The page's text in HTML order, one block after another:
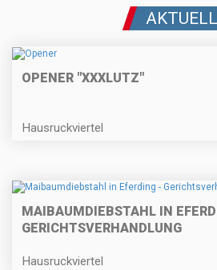
OPENER "XXXLUTZ"
Hausruckviertel
MAIBAUMDIEBSTAHL IN
GERICHTSVERHANDLUNG
Hausruckviertel